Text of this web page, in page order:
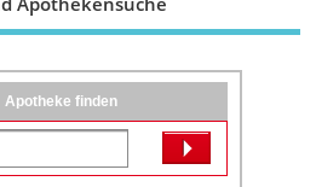
Apotheke finden